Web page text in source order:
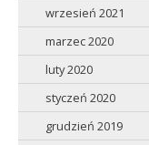
wrzesień 2021
marzec 2020
luty 2020
styczeń 2020
grudzień 2019